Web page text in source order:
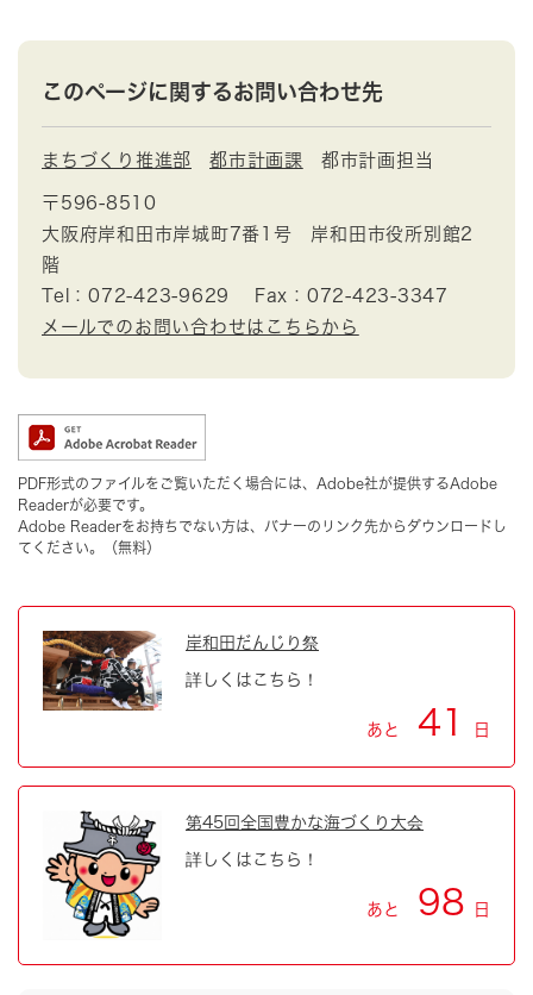
このページに関するお問い合わせ先
まちづくり推進部 都市計画課 都市計画担当
〒596-8510
大阪府岸和田市岸城町7番1号 岸和田市役所別館2
階
Tel：072-423-9629
Fax：072-423-3347
メールでのお問い合わせはこちらから
PDF形式のファイルをご覧いただく場合には、Adobe社が提供するAdobe
Readerが必要です。
Adobe Readerをお持ちでない方は、バナーのリンク先からダウンロードし
てください。（無料）
岸和田だんじり祭
詳しくはこちら！
あと 41 日
第45回全国豊かな海づくり大会
詳しくはこちら！
あと 98 日